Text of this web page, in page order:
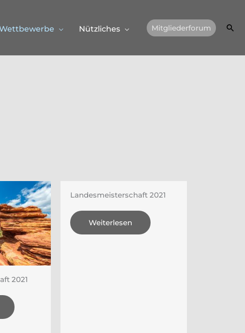
Nützliches Mitgliederforum
2021
Landesmeisterschaft 2021
Weiterlesen